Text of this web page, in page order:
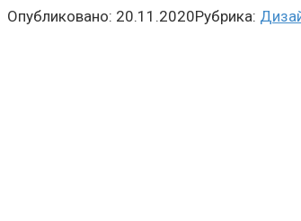
Опубликовано: 20.11.2020Рубрика: